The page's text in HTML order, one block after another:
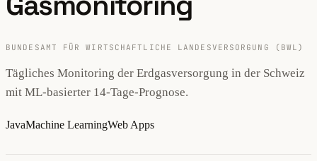
BUNDESAMT FÜR WIRTSCHAFTLICHE LANDESVERSORGUNG (BWL)
Tägliches Monitoring der Erdgasversorgung in der Schweiz
mit ML-basierter 14-Tage-Prognose.
JavaMachine LearningWeb Apps